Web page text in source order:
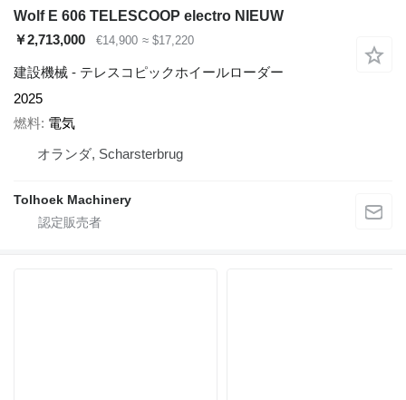
Wolf E 606 TELESCOOP electro NIEUW
￥2,713,000
€14,900 ≈ $17,220
建設機械 - テレスコピックホイールローダー
2025
燃料 電気
オランダ, Scharsterbrug
Tolhoek Machinery